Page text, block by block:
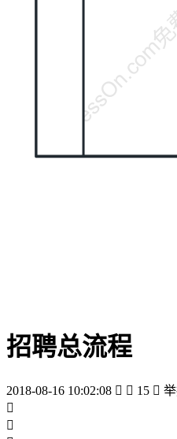
招聘总流程
2018-08-16 10:02:08   15 

